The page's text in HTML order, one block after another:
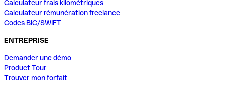
Calculateur frais kilométriques
Calculateur rémunération freelance
Codes BIC/SWIFT
ENTREPRISE
Demander une démo
Product Tour
Trouver mon forfait